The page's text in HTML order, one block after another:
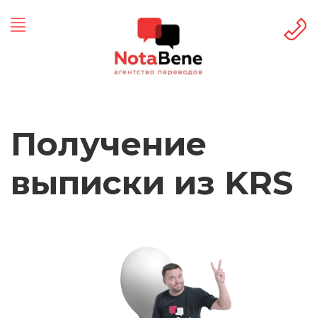
Получение
выписки из KRS